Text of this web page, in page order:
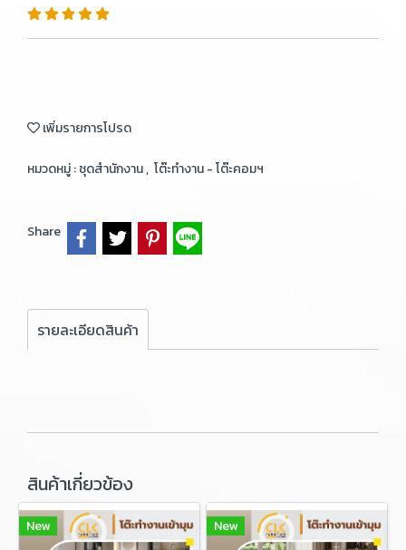
เพิ่มรายการโปรด
หมวดหมู่ :ชุดสำนักงาน, โต๊ะทำงาน - โต๊ะคอมฯ
Share
รายละเอียดสินค้า
สินค้าเกี่ยวข้อง
New New